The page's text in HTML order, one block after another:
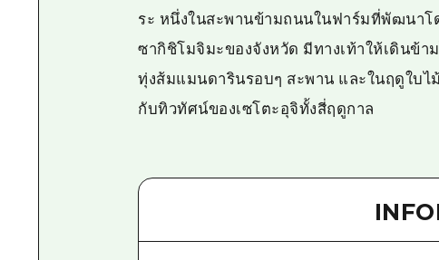
ระ หนึ่งในสะพานข้ามถนนในฟาร์มที่พัฒนาโ
ซากิชิโมจิมะของจังหวัด มีทางเท้าให้เดินข้
ทุ่งส้มแมนดารินรอบๆ สะพาน และในฤดูใบไ
กับทิวทัศน์ของเซโตะอุจิทั้งสี่ฤดูกาล